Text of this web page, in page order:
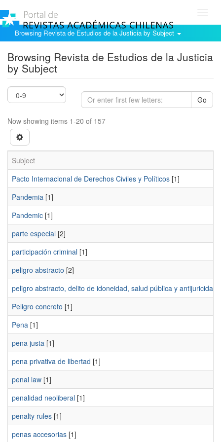
Browsing Revista de Estudios de la Justicia by Subject
Browsing Revista de Estudios de la Justicia
by Subject
Go
Now showing items 1-20 of 157
Subject
Pacto Internacional de Derechos Civiles y Políticos [1]
Pandemia [1]
Pandemic [1]
parte especial [2]
participación criminal [1]
peligro abstracto [2]
peligro abstracto, delito de idoneidad, salud pública y antijuricidad
Peligro concreto [1]
Pena [1]
pena justa [1]
pena privativa de libertad [1]
penal law [1]
penalidad neoliberal [1]
penalty rules [1]
penas accesorias [1]